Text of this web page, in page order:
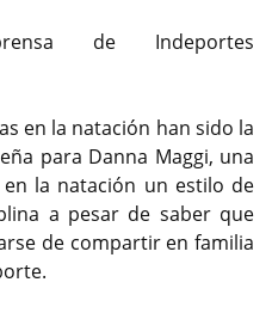
de Indeportes
en la natación han sido la
para Danna Maggi, una
la natación un estilo de
a pesar de saber que
de compartir en familia